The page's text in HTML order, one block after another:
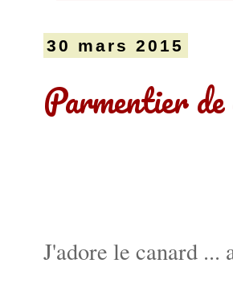
30 mars 2015
Parmentier
J'adore le canard ...